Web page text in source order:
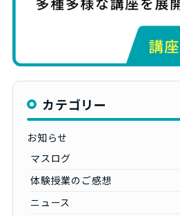
カテゴリー
お知らせ
マスログ
体験授業のご感想
ニュース